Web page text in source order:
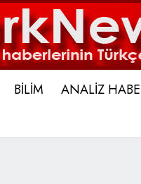
BİLİM ANALİZ